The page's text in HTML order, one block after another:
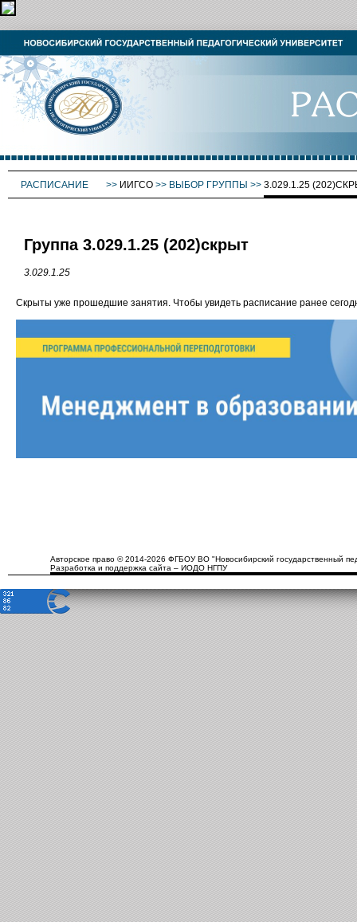
РАСПИСАНИЕ >> ИИГСО >> ВЫБОР ГРУППЫ >> 3.029.1.25
Группа 3.029.1.25 (202)скрыт
3.029.1.25
Скрыты уже прошедшие занятия. Чтобы увидеть расписание ранее
Авторское право © 2014-2026 ФГБОУ ВО "Новосибирский государственный
Разработка и поддержка сайта – ИОДО НГПУ